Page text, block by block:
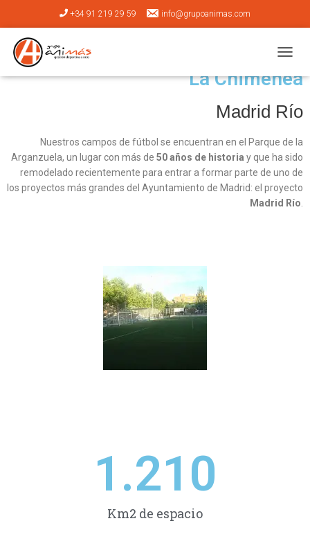
+34 91 219 29 59 info@grupoanimas.com
La Chimenea
Madrid Río​
Nuestros campos de fútbol se encuentran en el Parque de la
Arganzuela, un lugar con más de 50 años de historia y que ha sido
remodelado recientemente para entrar a formar parte de uno de
los proyectos más grandes del Ayuntamiento de Madrid: el proyecto
Madrid Río
1.210
Km2 de espacio